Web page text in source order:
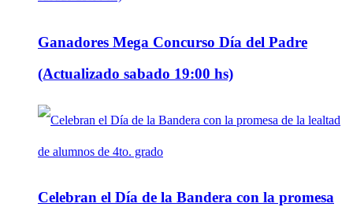
Ganadores Mega Concurso Día del Padre
(Actualizado sabado 19:00 hs)
Celebran el Día de la Bandera con la promesa